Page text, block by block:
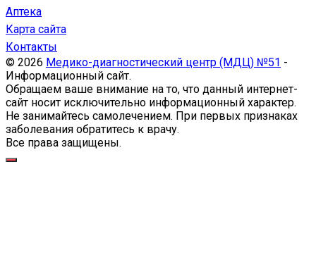
Аптека
Карта сайта
Контакты
© 2026 Медико-диагностический центр (МДЦ) №51 -
Информационный сайт.
Обращаем ваше внимание на то, что данный интернет-
сайт носит исключительно информационный характер.
Не занимайтесь самолечением. При первых признаках
заболевания обратитесь к врачу.
Все права защищены.